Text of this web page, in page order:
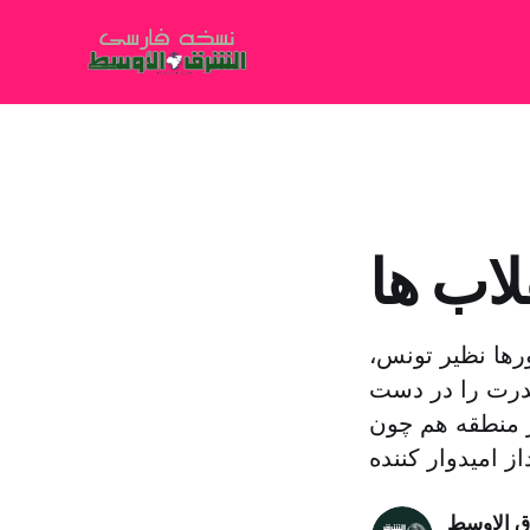
ها
نظیر تونس،
قدرت را در دست
منطقه هم چون
الاوسط